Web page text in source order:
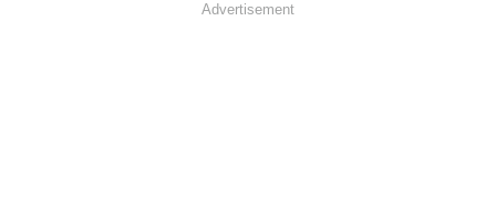
Advertisement